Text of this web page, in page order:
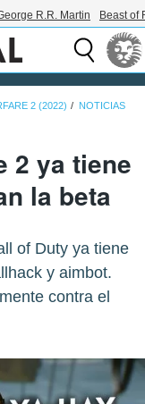
R.R. Martin Beast of
2 (2022) NOTICIAS
2 ya tiene
la beta
of Duty ya tiene
y aimbot.
contra el